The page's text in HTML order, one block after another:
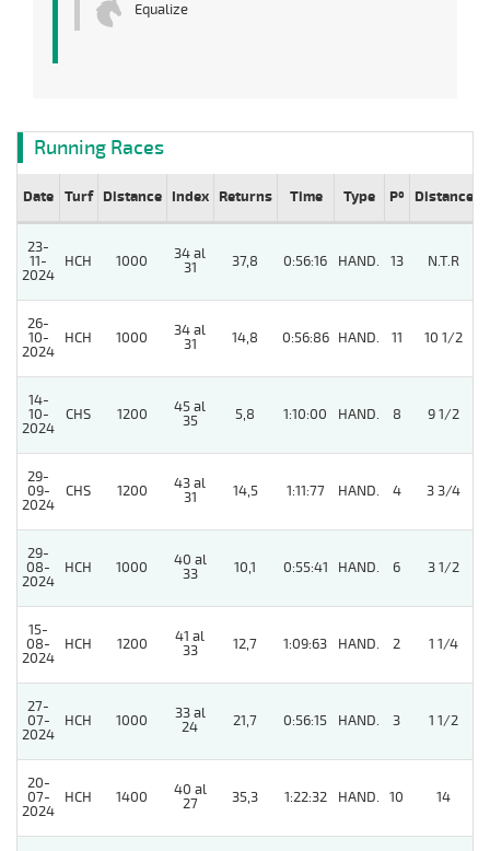
Equalize
Running Races
Date Turf Distance Index Returns Time Type Pº Distance
23-
11-
2024
HCH 1000
34 al
31
37,8 0:56:16 HAND. 13 N.T.R
26-
10-
2024
HCH 1000
34 al
31
14,8 0:56:86 HAND. 11 10 1/2
14-
10-
2024
CHS 1200
45 al
35
5,8 1:10:00 HAND. 8 9 1/2
29-
09-
2024
CHS 1200
43 al
31
14,5 1:11:77 HAND. 4 3 3/4
29-
08-
2024
HCH 1000
40 al
33
10,1 0:55:41 HAND. 6 3 1/2
15-
08-
2024
HCH 1200
41 al
33
12,7 1:09:63 HAND. 2 1 1/4
27-
07-
2024
HCH 1000
33 al
24
21,7 0:56:15 HAND. 3 1 1/2
20-
07-
2024
HCH 1400
40 al
27
35,3 1:22:32 HAND. 10 14